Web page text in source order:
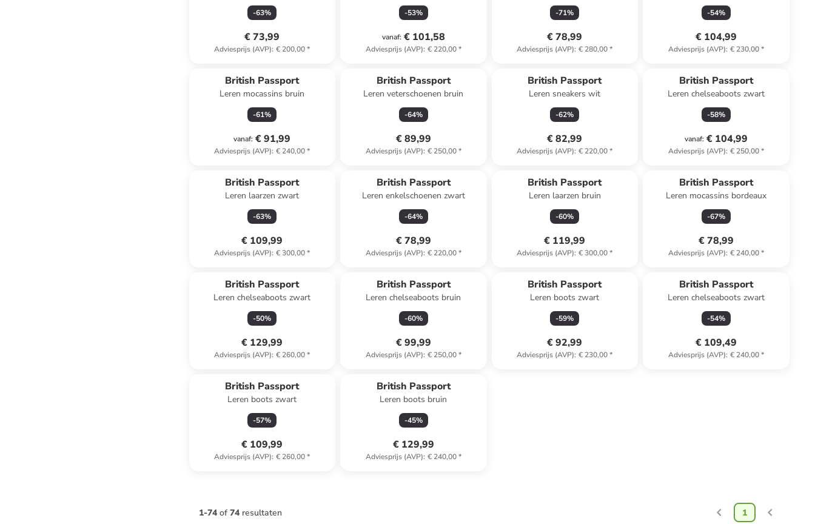
-63%
€ 73,99
Adviesprijs (AVP): € 200,00*
-53%
vanaf: € 101,58
Adviesprijs (AVP): € 220,00*
-71%
€ 78,99
Adviesprijs (AVP): € 280,00*
-54%
€ 104,99
Adviesprijs (AVP): € 230,00*
British Passport
Leren mocassins bruin
-61%
vanaf: € 91,99
Adviesprijs (AVP): € 240,00*
British Passport
Leren veterschoenen bruin
-64%
€ 89,99
Adviesprijs (AVP): € 250,00*
British Passport
Leren sneakers wit
-62%
€ 82,99
Adviesprijs (AVP): € 220,00*
British Passport
Leren chelseaboots zwart
-58%
vanaf: € 104,99
Adviesprijs (AVP): € 250,00*
British Passport
Leren laarzen zwart
-63%
€ 109,99
Adviesprijs (AVP): € 300,00*
British Passport
Leren enkelschoenen zwart
-64%
€ 78,99
Adviesprijs (AVP): € 220,00*
British Passport
Leren laarzen bruin
-60%
€ 119,99
Adviesprijs (AVP): € 300,00*
British Passport
Leren mocassins bordeaux
-67%
€ 78,99
Adviesprijs (AVP): € 240,00*
British Passport
Leren chelseaboots zwart
-50%
€ 129,99
Adviesprijs (AVP): € 260,00*
British Passport
Leren chelseaboots bruin
-60%
€ 99,99
Adviesprijs (AVP): € 250,00*
British Passport
Leren boots zwart
-59%
€ 92,99
Adviesprijs (AVP): € 230,00*
British Passport
Leren chelseaboots zwart
-54%
€ 109,49
Adviesprijs (AVP): € 240,00*
British Passport
Leren boots zwart
-57%
€ 109,99
Adviesprijs (AVP): € 260,00*
British Passport
Leren boots bruin
-45%
€ 129,99
Adviesprijs (AVP): € 240,00*
1-74 of 74 resultaten 1